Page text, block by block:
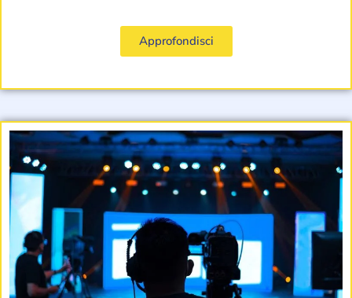
Approfondisci